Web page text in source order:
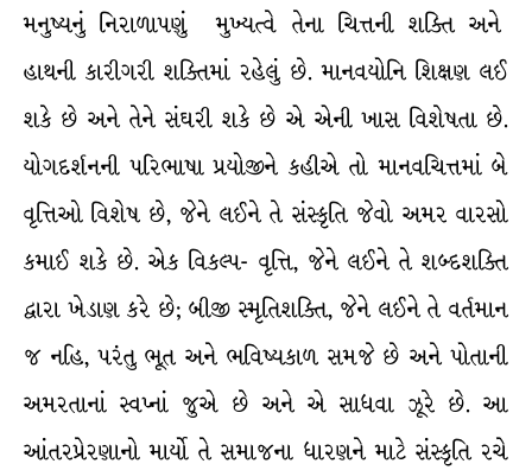
મનુષ્યનું નિરાળાપણું મુખ્યત્વે તેના ચિત્તની શક્તિ અને
હાથની કારીગરી શક્તિમાં રહેલું છે. માનવયોનિ શિક્ષણ લઈ
શકે છે અને તેને સંઘરી શકે છે એ એની ખાસ વિશેષતા છે.
યોગદર્શનની પરિભાષા પ્રયોજીને કહીએ તો માનવચિત્તમાં બે
વૃત્તિઓ વિશેષ છે, જેને લઈને તે સંસ્કૃતિ જેવો અમર વારસો
કમાઈ શકે છે. એક વિકલ્પ- વૃત્તિ, જેને લઈને તે શબ્દશક્તિ
દ્વારા ખેડાણ કરે છે; બીજી સ્મૃતિશક્તિ, જેને લઈને તે વર્તમાન
જ નહિ, પરંતુ ભૂત અને ભવિષ્યકાળ સમજે છે અને પોતાની
અમરતાનાં સ્વપ્નાં જુએ છે અને એ સાધવા ઝૂરે છે. આ
આંતરપ્રેરણાનો માર્યો તે સમાજના ધારણને માટે સંસ્કૃતિ રચે